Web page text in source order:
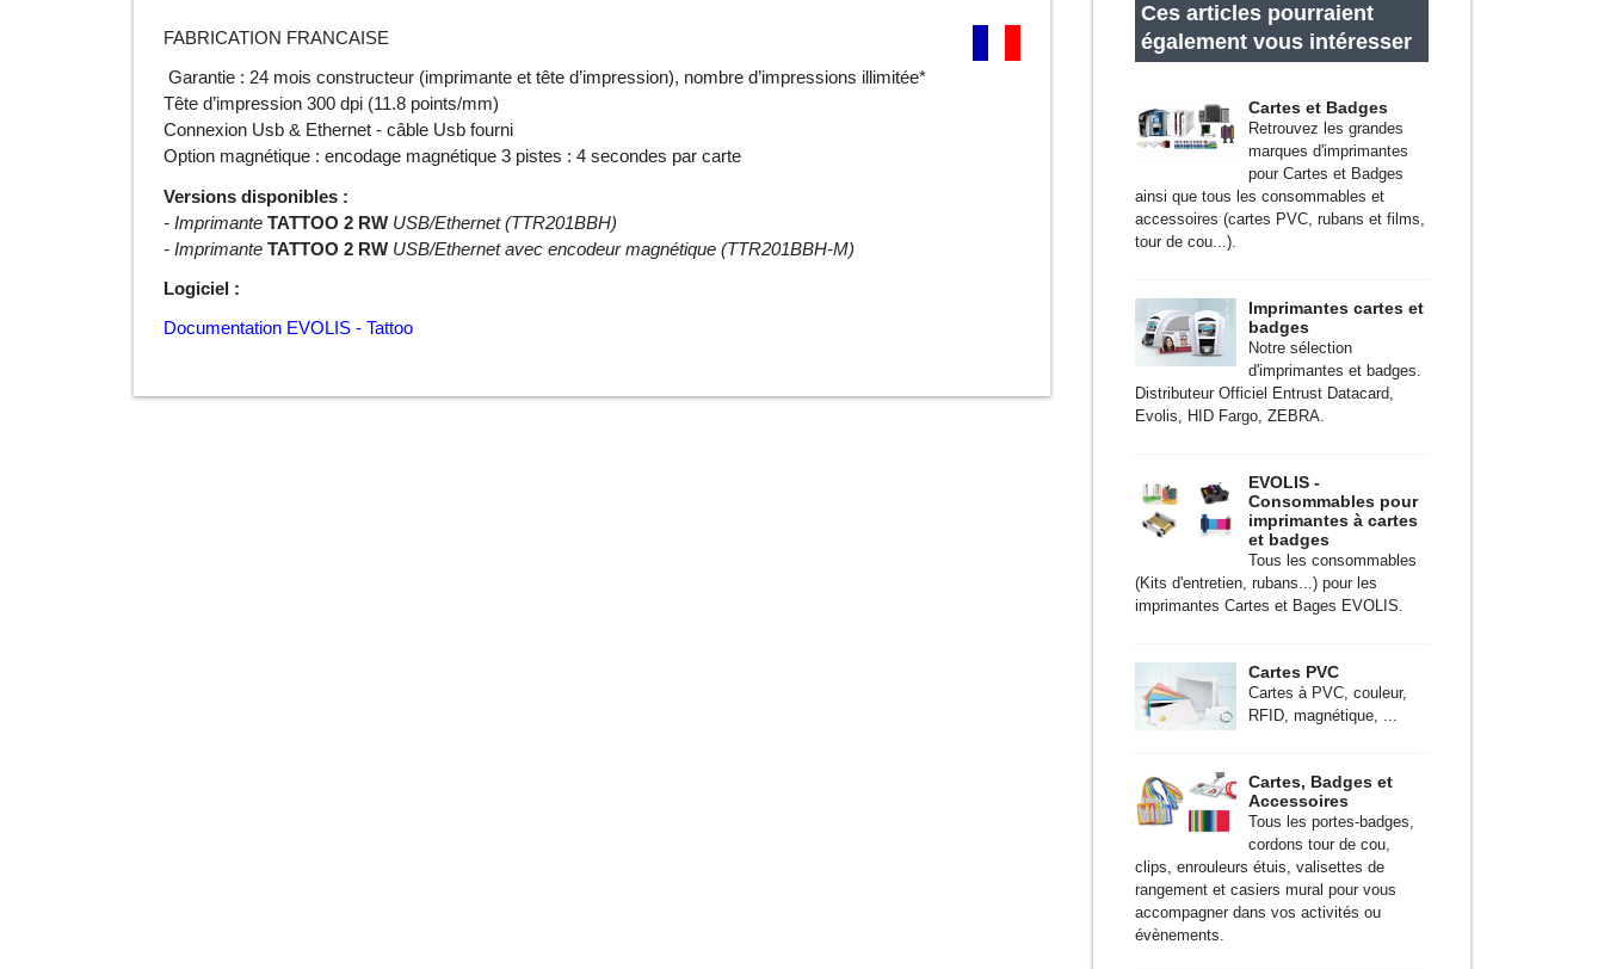
FABRICATION FRANCAISE
Garantie : 24 mois constructeur (imprimante et tête d’impression), nombre d’impressions illimitée*
Tête d’impression 300 dpi (11.8 points/mm)
Connexion Usb & Ethernet - câble Usb fourni
Option magnétique : encodage magnétique 3 pistes : 4 secondes par carte
Versions disponibles :
- Imprimante TATTOO 2 RW USB/Ethernet (TTR201BBH)
- Imprimante TATTOO 2 RW USB/Ethernet avec encodeur magnétique (TTR201BBH-M)
Logiciel :
Documentation EVOLIS - Tattoo
Ces articles pourraient
également vous intéresser
Cartes et Badges
Retrouvez les grandes
marques d'imprimantes
pour Cartes et Badges
ainsi que tous les consommables et
accessoires (cartes PVC, rubans et films,
tour de cou...).
Imprimantes cartes et
badges
Notre sélection
d'imprimantes et badges.
Distributeur Officiel Entrust Datacard,
Evolis, HID Fargo, ZEBRA.
EVOLIS -
Consommables pour
imprimantes à cartes
et badges
Tous les consommables
(Kits d'entretien, rubans...) pour les
imprimantes Cartes et Bages EVOLIS.
Cartes PVC
Cartes à PVC, couleur,
RFID, magnétique, ...
Cartes, Badges et
Accessoires
Tous les portes-badges,
cordons tour de cou,
clips, enrouleurs étuis, valisettes de
rangement et casiers mural pour vous
accompagner dans vos activités ou
évènements.